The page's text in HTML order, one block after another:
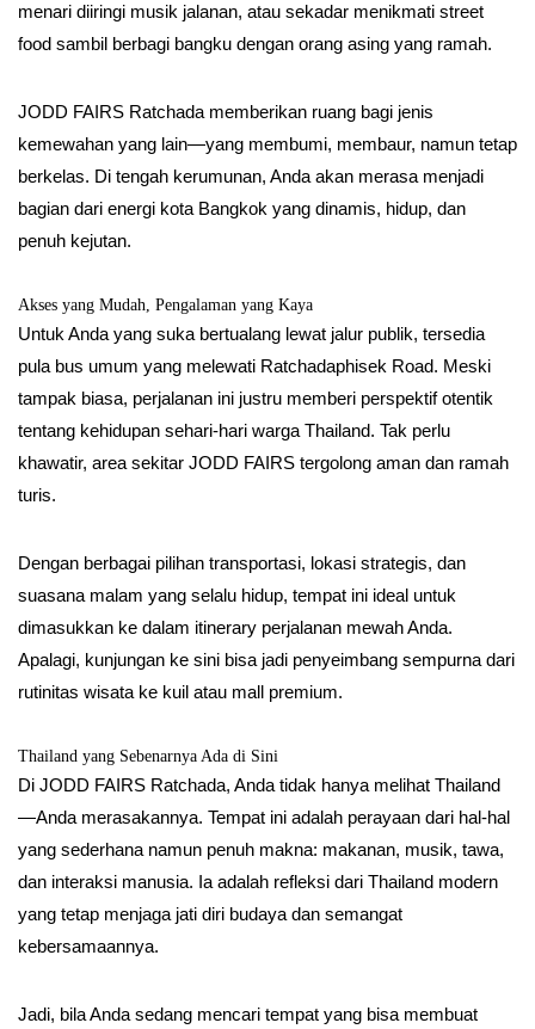
menari diiringi musik jalanan, atau sekadar menikmati street
food sambil berbagi bangku dengan orang asing yang ramah.
JODD FAIRS Ratchada memberikan ruang bagi jenis
kemewahan yang lain—yang membumi, membaur, namun tetap
berkelas. Di tengah kerumunan, Anda akan merasa menjadi
bagian dari energi kota Bangkok yang dinamis, hidup, dan
penuh kejutan.
Akses yang Mudah, Pengalaman yang Kaya
Untuk Anda yang suka bertualang lewat jalur publik, tersedia
pula bus umum yang melewati Ratchadaphisek Road. Meski
tampak biasa, perjalanan ini justru memberi perspektif otentik
tentang kehidupan sehari-hari warga Thailand. Tak perlu
khawatir, area sekitar JODD FAIRS tergolong aman dan ramah
turis.
Dengan berbagai pilihan transportasi, lokasi strategis, dan
suasana malam yang selalu hidup, tempat ini ideal untuk
dimasukkan ke dalam itinerary perjalanan mewah Anda.
Apalagi, kunjungan ke sini bisa jadi penyeimbang sempurna dari
rutinitas wisata ke kuil atau mall premium.
Thailand yang Sebenarnya Ada di Sini
Di JODD FAIRS Ratchada, Anda tidak hanya melihat Thailand
—Anda merasakannya. Tempat ini adalah perayaan dari hal-hal
yang sederhana namun penuh makna: makanan, musik, tawa,
dan interaksi manusia. Ia adalah refleksi dari Thailand modern
yang tetap menjaga jati diri budaya dan semangat
kebersamaannya.
Jadi, bila Anda sedang mencari tempat yang bisa membuat